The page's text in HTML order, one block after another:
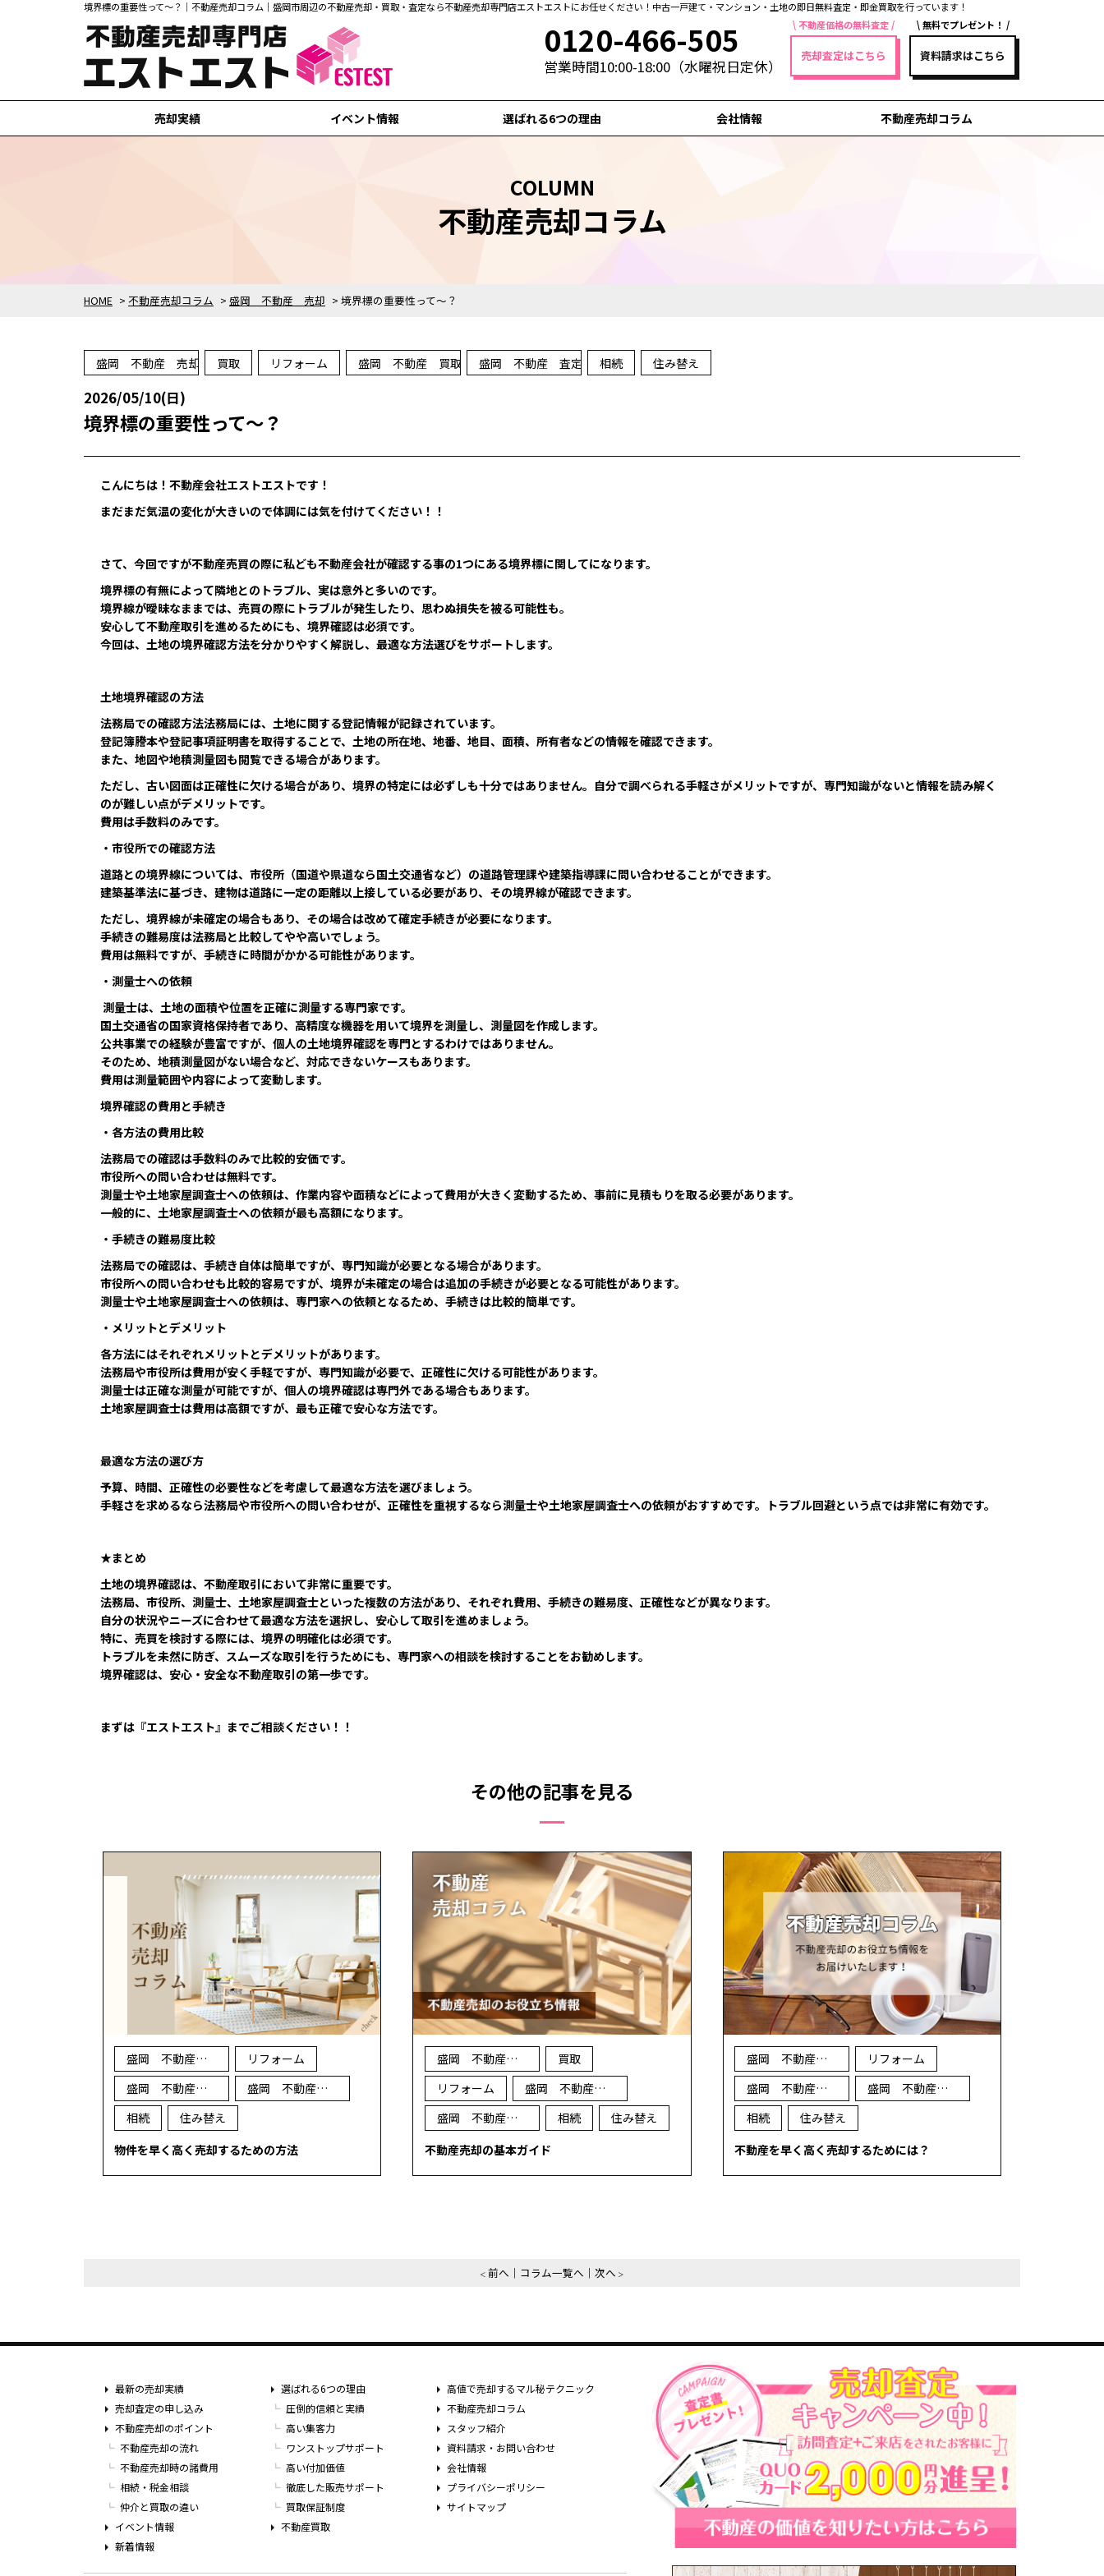
境界標の重要性って～？｜不動産売却コラム｜盛岡市周辺の不動産売却・買取・査定なら不動産売却専門店エストエストにお任せください！中古一戸建て・マンション・土地の即日無料査定・即金買取を行っています！
0120-466-505
営業時間10:00-18:00（水曜祝日定休）
不動産価格の無料査定
売却査定はこちら
無料でプレゼント！
資料請求はこちら
売却実績
盛岡市の売却実績
滝沢市の売却実績
矢巾町の売却実績
紫波町の売却実績
花巻市の売却実績
イベント情報 選ばれる6つの理由 会社情報 不動産売却コラム
HOME > 不動産売却コラム > 盛岡 不動産 売却 > 境界標の重要性って～？
COLUMN
不動産売却コラム
盛岡 不動産 売却 買取 リフォーム 盛岡 不動産 買取 盛岡 不動産 査定 相続 住み替え
2026/05/10(日)
境界標の重要性って～？
こんにちは！不動産会社エストエストです！
まだまだ気温の変化が大きいので体調には気を付けてください！！
さて、今回ですが不動産売買の際に私ども不動産会社が確認する事の1つにある境界標に関してになります。
境界標の有無によって隣地とのトラブル、実は意外と多いのです。
境界線が曖昧なままでは、売買の際にトラブルが発生したり、思わぬ損失を被る可能性も。
安心して不動産取引を進めるためにも、境界確認は必須です。
今回は、土地の境界確認方法を分かりやすく解説し、最適な方法選びをサポートします。
土地境界確認の方法
法務局での確認方法法務局には、土地に関する登記情報が記録されています。
登記簿謄本や登記事項証明書を取得することで、土地の所在地、地番、地目、面積、所有者などの情報を確認できます。
また、地図や地積測量図も閲覧できる場合があります。
ただし、古い図面は正確性に欠ける場合があり、境界の特定には必ずしも十分ではありません。自分で調べられる手軽さがメリットですが、専門知識がないと情報を読み解く
のが難しい点がデメリットです。
費用は手数料のみです。
・市役所での確認方法
道路との境界線については、市役所（国道や県道なら国土交通省など）の道路管理課や建築指導課に問い合わせることができます。
建築基準法に基づき、建物は道路に一定の距離以上接している必要があり、その境界線が確認できます。
ただし、境界線が未確定の場合もあり、その場合は改めて確定手続きが必要になります。
手続きの難易度は法務局と比較してやや高いでしょう。
費用は無料ですが、手続きに時間がかかる可能性があります。
・測量士への依頼
測量士は、土地の面積や位置を正確に測量する専門家です。
国土交通省の国家資格保持者であり、高精度な機器を用いて境界を測量し、測量図を作成します。
公共事業での経験が豊富ですが、個人の土地境界確認を専門とするわけではありません。
そのため、地積測量図がない場合など、対応できないケースもあります。
費用は測量範囲や内容によって変動します。
境界確認の費用と手続き
・各方法の費用比較
法務局での確認は手数料のみで比較的安価です。
市役所への問い合わせは無料です。
測量士や土地家屋調査士への依頼は、作業内容や面積などによって費用が大きく変動するため、事前に見積もりを取る必要があります。
一般的に、土地家屋調査士への依頼が最も高額になります。
・手続きの難易度比較
法務局での確認は、手続き自体は簡単ですが、専門知識が必要となる場合があります。
市役所への問い合わせも比較的容易ですが、境界が未確定の場合は追加の手続きが必要となる可能性があります。
測量士や土地家屋調査士への依頼は、専門家への依頼となるため、手続きは比較的簡単です。
・メリットとデメリット
各方法にはそれぞれメリットとデメリットがあります。
法務局や市役所は費用が安く手軽ですが、専門知識が必要で、正確性に欠ける可能性があります。
測量士は正確な測量が可能ですが、個人の境界確認は専門外である場合もあります。
土地家屋調査士は費用は高額ですが、最も正確で安心な方法です。
最適な方法の選び方
予算、時間、正確性の必要性などを考慮して最適な方法を選びましょう。
手軽さを求めるなら法務局や市役所への問い合わせが、正確性を重視するなら測量士や土地家屋調査士への依頼がおすすめです。トラブル回避という点では非常に有効です。
★まとめ
土地の境界確認は、不動産取引において非常に重要です。
法務局、市役所、測量士、土地家屋調査士といった複数の方法があり、それぞれ費用、手続きの難易度、正確性などが異なります。
自分の状況やニーズに合わせて最適な方法を選択し、安心して取引を進めましょう。
特に、売買を検討する際には、境界の明確化は必須です。
トラブルを未然に防ぎ、スムーズな取引を行うためにも、専門家への相談を検討することをお勧めします。
境界確認は、安心・安全な不動産取引の第一歩です。
まずは『エストエスト』までご相談ください！！
その他の記事を見る
盛岡 不動産 売却
リフォーム
盛岡 不動産 買取
盛岡 不動産 査定
相続
住み替え
物件を早く高く売却するための方法
盛岡 不動産 売却
買取
リフォーム
盛岡 不動産 買取
盛岡 不動産 査定
相続
住み替え
不動産売却の基本ガイド
盛岡 不動産 売却
リフォーム
盛岡 不動産 買取
盛岡 不動産 査定
相続
住み替え
不動産を早く高く売却するためには？
前へ コラム一覧へ 次へ
最新の売却実績
売却査定の申し込み
不動産売却のポイント
不動産売却の流れ
不動産売却時の諸費用
相続・税金相談
仲介と買取の違い
イベント情報
新着情報
選ばれる6つの理由
圧倒的信頼と実績
高い集客力
ワンストップサポート
高い付加価値
徹底した販売サポート
買取保証制度
不動産買取
高値で売却するマル秘テクニック
不動産売却コラム
スタッフ紹介
資料請求・お問い合わせ
会社情報
プライバシーポリシー
サイトマップ